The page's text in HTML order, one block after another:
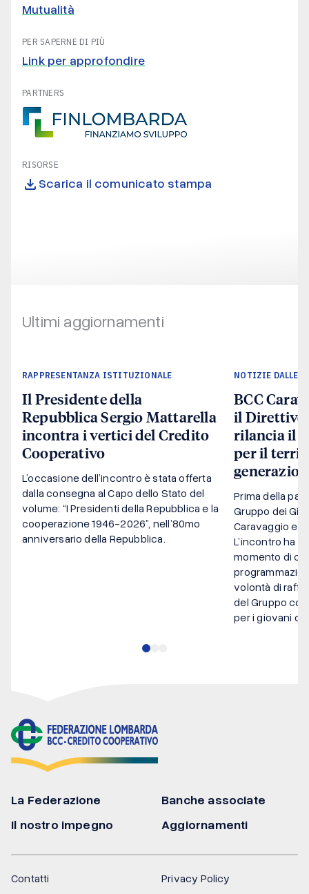
Mutualità
PER SAPERNE DI PIÙ
Link per approfondire
PARTNERS
RISORSE
Scarica il comunicato stampa
Ultimi aggiornamenti
RAPPRESENTANZA ISTITUZIONALE
Il Presidente della
Repubblica Sergio Mattarella
incontra i vertici del Credito
Cooperativo
L’occasione dell’incontro è stata offerta
dalla consegna al Capo dello Stato del
volume: “I Presidenti della Repubblica e la
cooperazione 1946-2026”, nell’80mo
anniversario della Repubblica.
NOTIZIE DALLE
BCC
il Direttivo
rilancia il
per il
Prima della
Gruppo dei
Caravaggio e
L’incontro ha
momento di
volontà di
del Gruppo
per i giovani
La Federazione
Banche associate
Il nostro impegno
Aggiornamenti
Contatti
Privacy Policy